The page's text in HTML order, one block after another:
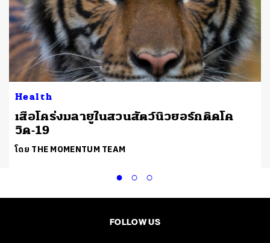
Health
เสือโคร่งมลายูในสวนสัตว์นิวยอร์กติดโค
วิด-19
โดย THE MOMENTUM TEAM
FOLLOW US